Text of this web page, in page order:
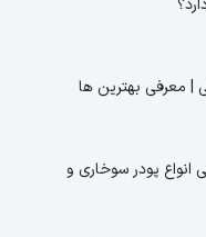
| معرفی بهترین ها
انواع پودر سوخاری و